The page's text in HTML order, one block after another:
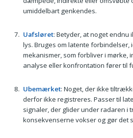
umiddelbart genkendes.
Uafsløret: Betyder, at noget endnu
lys. Bruges om latente forbindelser,
mekanismer, som forbliver i mørke,
analyse eller konfrontation fører til
Ubemærket: Noget, der ikke
derfor ikke registreres. Passer til
signaler, der glider under radaren i
konsekvenserne vokser og gør det